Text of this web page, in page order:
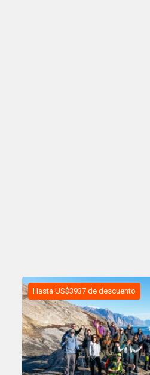
Hasta US$3937 de descuento